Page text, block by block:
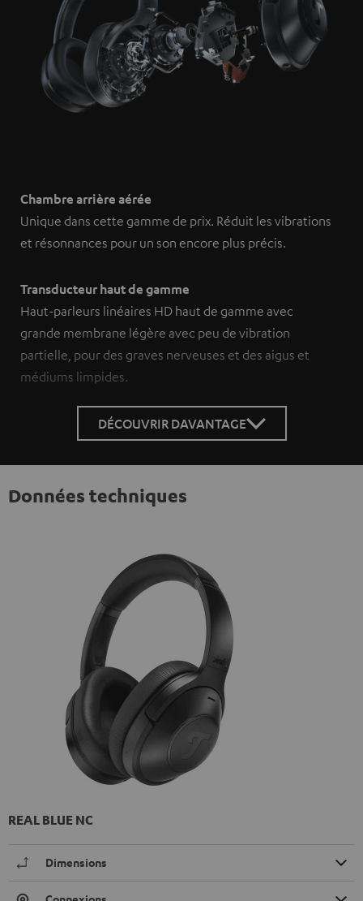
Chambre arrière aérée
Unique dans cette gamme de prix. Réduit les vibrations
et résonnances pour un son encore plus précis.
Transducteur haut de gamme
Haut-parleurs linéaires HD haut de gamme avec
grande membrane légère avec peu de vibration
partielle, pour des graves nerveuses et des aigus et
médiums limpides.
DÉCOUVRIR DAVANTAGE
Données techniques
REAL BLUE NC
Dimensions